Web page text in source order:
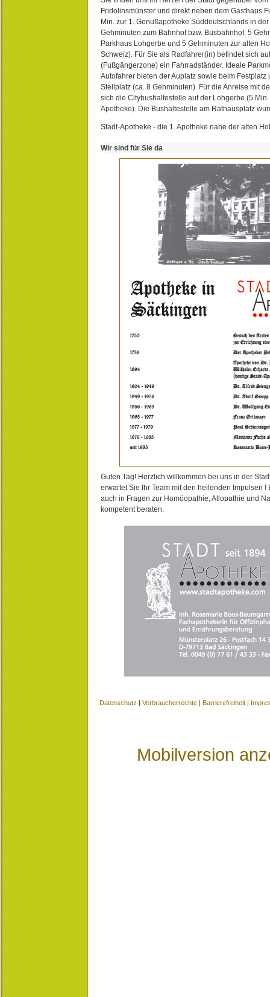
Fridolinsmünster und direkt neben dem Gasthaus
Min. zur 1. Genußapotheke Süddeutschlands in
Gehminuten zum Bahnhof bzw. Busbahnhof, 5
Parkhaus Lohgerbe und 5 Gehminuten zur alten
Schweiz). Für Sie als Radfahrer(in) befindet sich
(Fußgängerzone) ein Fahrradständer. Ideale
Autofahrer bieten der Auplatz sowie beim Festplatz
Stellplatz (ca. 8 Gehminuten). Für die Anreise mit
sich die Citybushaltestelle auf der Lohgerbe (5
Apotheke). Die Bushaltestelle am Rathausplatz
Stadt-Apotheke - die 1. Apotheke nahe der alten
Wir sind für Sie da
Guten Tag! Herzlich willkommen bei uns in der
erwartet Sie Ihr Team mit den heilenden Impulsen !
auch in Fragen zur Homöopathie, Allopathie und
kompetent beraten.
Datenschutz | Verbraucherrechte | Barrierefreiheit |
Mobilversion